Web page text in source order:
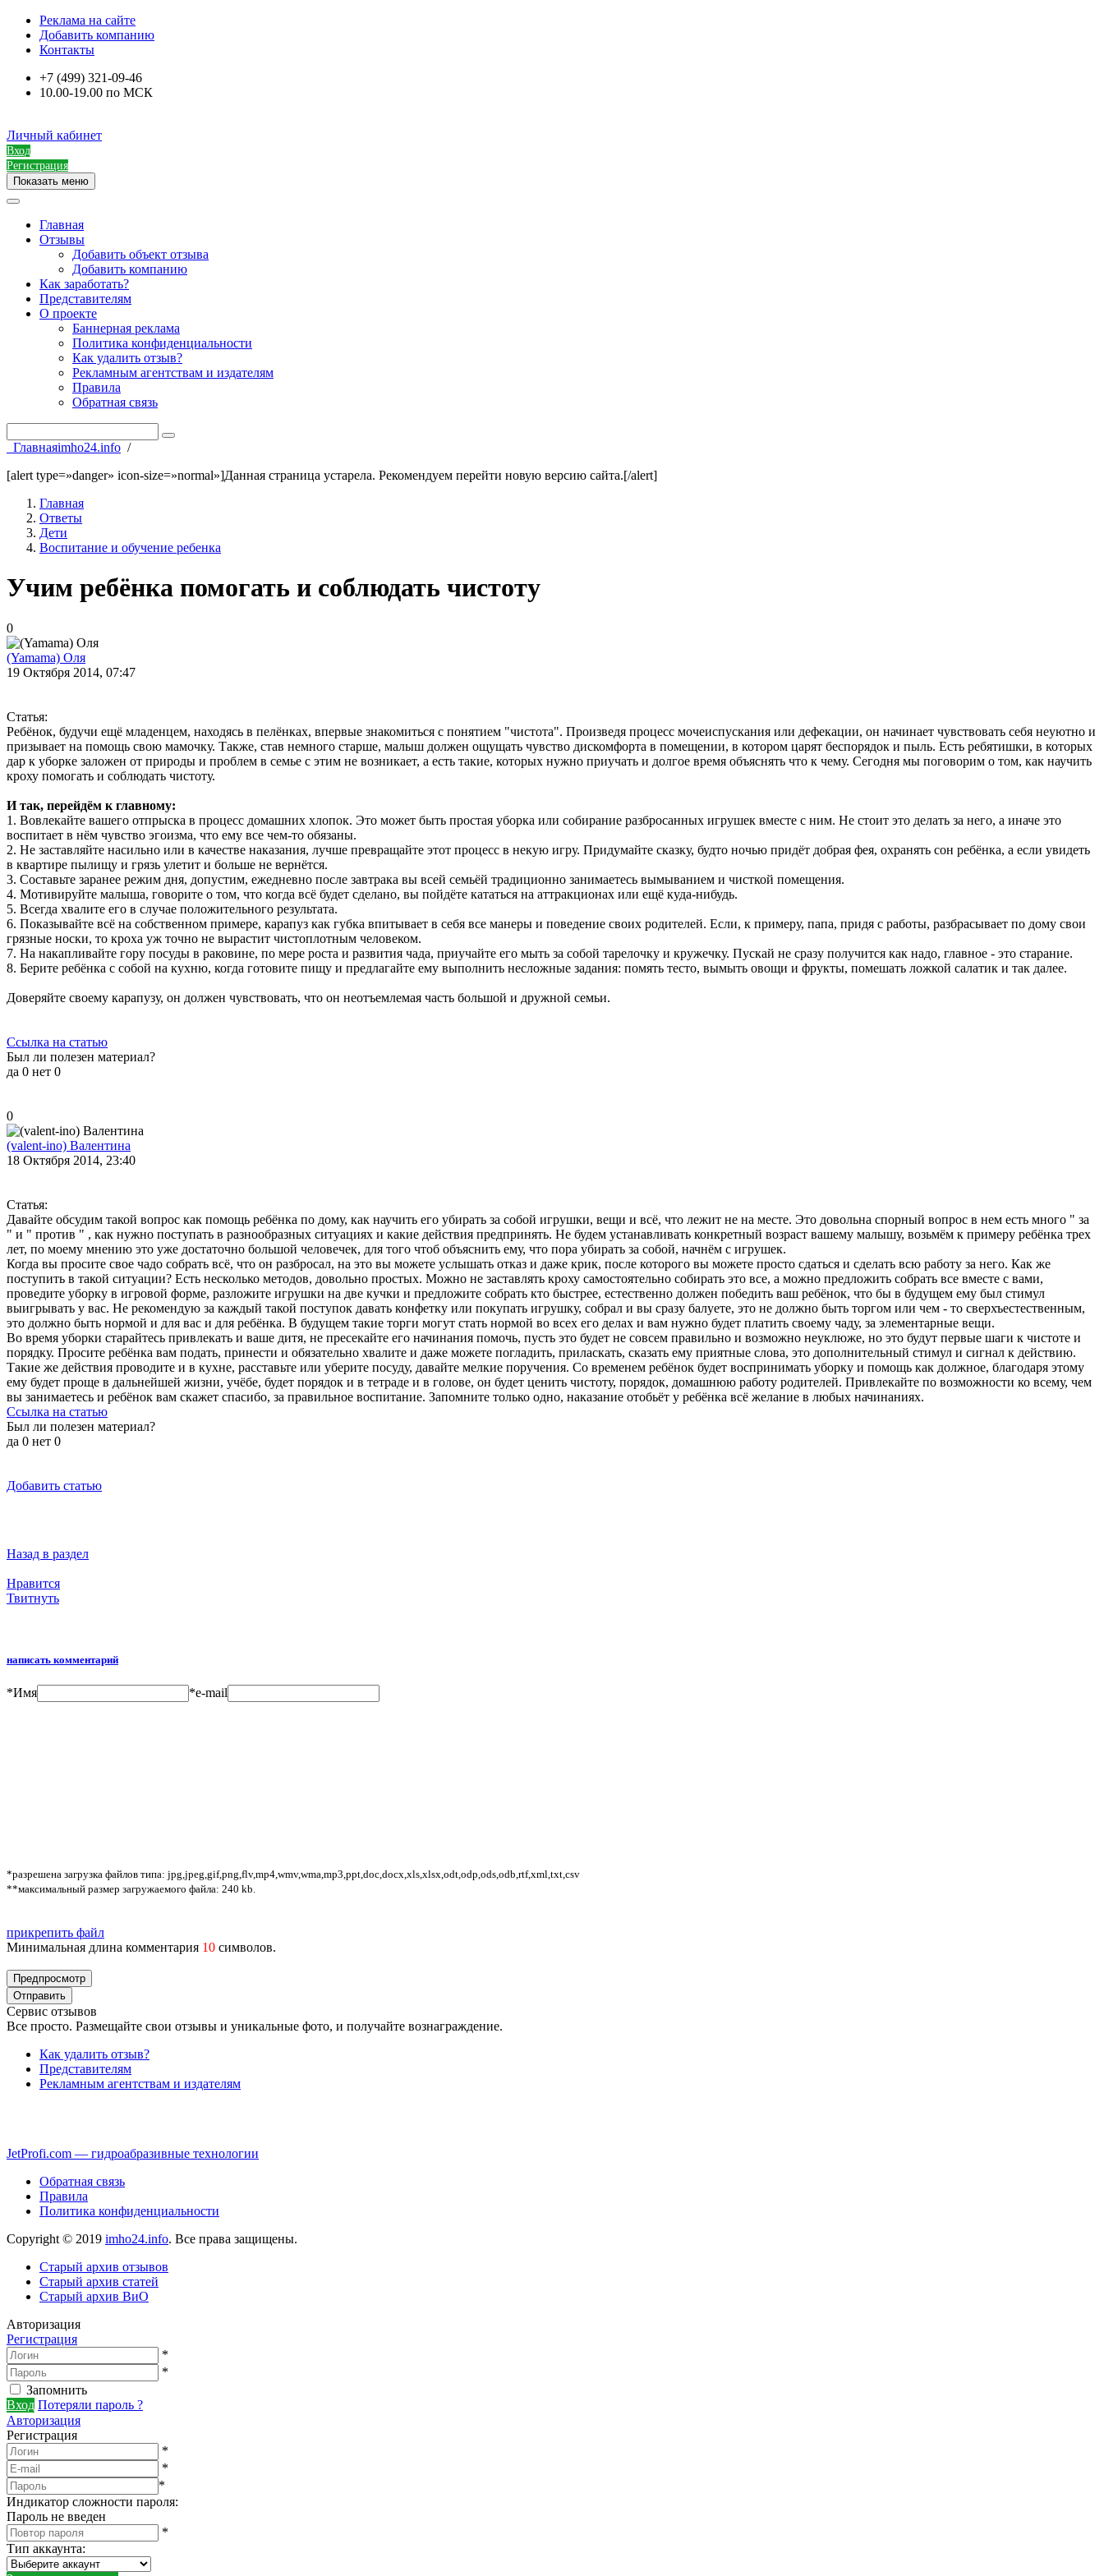
Реклама на сайте
Добавить компанию
Контакты
+7 (499) 321-09-46
10.00-19.00 по МСК
Личный кабинет
Вход
Регистрация
Показать меню
Главная
Отзывы
Добавить объект отзыва
Добавить компанию
Как заработать?
Представителям
О проекте
Баннерная реклама
Политика конфиденциальности
Как удалить отзыв?
Рекламным агентствам и издателям
Правила
Обратная связь
Главнаяimho24.info /
[alert type=»danger» icon-size=»normal»]Данная страница устарела. Рекомендуем перейти новую версию сайта.[/alert]
Главная
Ответы
Дети
Воспитание и обучение ребенка
Учим ребёнка помогать и соблюдать чистоту
0
(Yamama) Оля
19 Октября 2014, 07:47
Статья:
Ребёнок, будучи ещё младенцем, находясь в пелёнках, впервые знакомиться с понятием "чистота". Произведя процесс мочеиспускания или дефекации, он начинает чувствовать себя неуютно и
призывает на помощь свою мамочку. Также, став немного старше, малыш должен ощущать чувство дискомфорта в помещении, в котором царят беспорядок и пыль. Есть ребятишки, в которых
дар к уборке заложен от природы и проблем в семье с этим не возникает, а есть такие, которых нужно приучать и долгое время объяснять что к чему. Сегодня мы поговорим о том, как научить
кроху помогать и соблюдать чистоту.
И так, перейдём к главному:
1. Вовлекайте вашего отпрыска в процесс домашних хлопок. Это может быть простая уборка или собирание разбросанных игрушек вместе с ним. Не стоит это делать за него, а иначе это
воспитает в нём чувство эгоизма, что ему все чем-то обязаны.
2. Не заставляйте насильно или в качестве наказания, лучше превращайте этот процесс в некую игру. Придумайте сказку, будто ночью придёт добрая фея, охранять сон ребёнка, а если увидеть
в квартире пылищу и грязь улетит и больше не вернётся.
3. Составьте заранее режим дня, допустим, ежедневно после завтрака вы всей семьёй традиционно занимаетесь вымыванием и чисткой помещения.
4. Мотивируйте малыша, говорите о том, что когда всё будет сделано, вы пойдёте кататься на аттракционах или ещё куда-нибудь.
5. Всегда хвалите его в случае положительного результата.
6. Показывайте всё на собственном примере, карапуз как губка впитывает в себя все манеры и поведение своих родителей. Если, к примеру, папа, придя с работы, разбрасывает по дому свои
грязные носки, то кроха уж точно не вырастит чистоплотным человеком.
7. На накапливайте гору посуды в раковине, по мере роста и развития чада, приучайте его мыть за собой тарелочку и кружечку. Пускай не сразу получится как надо, главное - это старание.
8. Берите ребёнка с собой на кухню, когда готовите пищу и предлагайте ему выполнить несложные задания: помять тесто, вымыть овощи и фрукты, помешать ложкой салатик и так далее.
Доверяйте своему карапузу, он должен чувствовать, что он неотъемлемая часть большой и дружной семьи.
Ссылка на статью
Был ли полезен материал?
да 0 нет 0
0
(valent-ino) Валентина
18 Октября 2014, 23:40
Статья:
Давайте обсудим такой вопрос как помощь ребёнка по дому, как научить его убирать за собой игрушки, вещи и всё, что лежит не на месте. Это довольна спорный вопрос в нем есть много " за
" и " против " , как нужно поступать в разнообразных ситуациях и какие действия предпринять. Не будем устанавливать конкретный возраст вашему малышу, возьмём к примеру ребёнка трех
лет, по моему мнению это уже достаточно большой человечек, для того чтоб объяснить ему, что пора убирать за собой, начнём с игрушек.
Когда вы просите свое чадо собрать всё, что он разбросал, на это вы можете услышать отказ и даже крик, после которого вы можете просто сдаться и сделать всю работу за него. Как же
поступить в такой ситуации? Есть несколько методов, довольно простых. Можно не заставлять кроху самостоятельно собирать это все, а можно предложить собрать все вместе с вами,
проведите уборку в игровой форме, разложите игрушки на две кучки и предложите собрать кто быстрее, естественно должен победить ваш ребёнок, что бы в будущем ему был стимул
выигрывать у вас. Не рекомендую за каждый такой поступок давать конфетку или покупать игрушку, собрал и вы сразу балуете, это не должно быть торгом или чем - то сверхъестественным,
это должно быть нормой и для вас и для ребёнка. В будущем такие торги могут стать нормой во всех его делах и вам нужно будет платить своему чаду, за элементарные вещи.
Во время уборки старайтесь привлекать и ваше дитя, не пресекайте его начинания помочь, пусть это будет не совсем правильно и возможно неуклюже, но это будут первые шаги к чистоте и
порядку. Просите ребёнка вам подать, принести и обязательно хвалите и даже можете погладить, приласкать, сказать ему приятные слова, это дополнительный стимул и сигнал к действию.
Такие же действия проводите и в кухне, расставьте или уберите посуду, давайте мелкие поручения. Со временем ребёнок будет воспринимать уборку и помощь как должное, благодаря этому
ему будет проще в дальнейшей жизни, учёбе, будет порядок и в тетраде и в голове, он будет ценить чистоту, порядок, домашнюю работу родителей. Привлекайте по возможности ко всему, чем
вы занимаетесь и ребёнок вам скажет спасибо, за правильное воспитание. Запомните только одно, наказание отобьёт у ребёнка всё желание в любых начинаниях.
Ссылка на статью
Был ли полезен материал?
да 0 нет 0
Добавить статью
Назад в раздел
Нравится
Твитнуть
написать комментарий
*Имя *e-mail
*разрешена загрузка файлов типа: jpg,jpeg,gif,png,flv,mp4,wmv,wma,mp3,ppt,doc,docx,xls,xlsx,odt,odp,ods,odb,rtf,xml,txt,csv
**максимальный размер загружаемого файла: 240 kb.
прикрепить файл
Минимальная длина комментария 10 символов.
Сервис отзывов
Все просто. Размещайте свои отзывы и уникальные фото, и получайте вознаграждение.
Как удалить отзыв?
Представителям
Рекламным агентствам и издателям
JetProfi.com — гидроабразивные технологии
Обратная связь
Правила
Политика конфиденциальности
Copyright © 2019 imho24.info. Все права защищены.
Старый архив отзывов
Старый архив статей
Старый архив ВиО
Авторизация
Регистрация
*
*
Запомнить
Вход Потеряли пароль ?
Авторизация
Регистрация
*
*
*
Индикатор сложности пароля:
Пароль не введен
*
Тип аккаунта: